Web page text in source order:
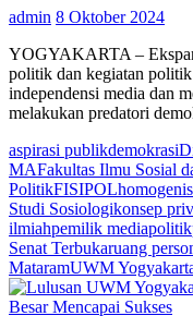
Desa
admin 8 Oktober 2024
YOGYAKARTA –
politik dan kegiatan
independensi media dan
melakukan predatori
aspirasi publikdemokrasi
MAFakultas Ilmu Sosial
PolitikFISIPOL
Studi Sosiologikonsep
ilmiahpemilik mediapolitik
Senat Terbukaruang
MataramUWM